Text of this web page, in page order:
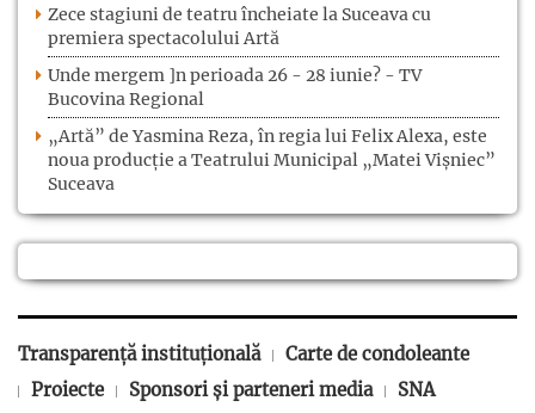
Zece stagiuni de teatru încheiate la Suceava cu
premiera spectacolului Artă
Unde mergem ]n perioada 26 - 28 iunie? - TV
Bucovina Regional
„Artă” de Yasmina Reza, în regia lui Felix Alexa, este
noua producție a Teatrului Municipal „Matei Vișniec”
Suceava
Transparență instituțională
Carte de condoleante
Proiecte
Sponsori și parteneri media
SNA